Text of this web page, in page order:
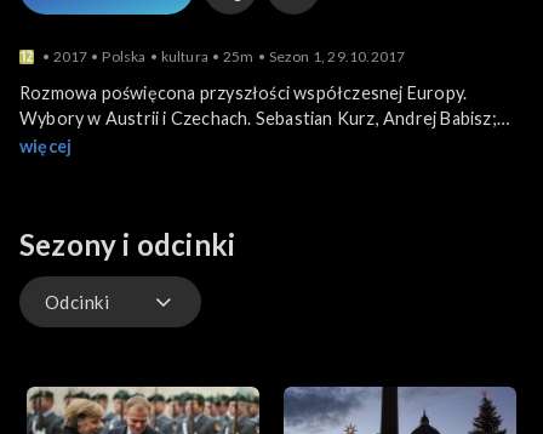
2017 Polska kultura 25m Sezon 1, 29.10.2017
Rozmowa poświęcona przyszłości współczesnej Europy.
Wybory w Austrii i Czechach. Sebastian Kurz, Andrej Babisz;
nowe twarze, nowe prądy. A także kolejne nowe wyzwania dla
także intelektualnym fermencie, który wywołuje. 60 lat temu
ukazała się pierwsza książka z serii przygód Tytusa, Romka i
A'Tomka. Osobiste wspomnienia związane z tym niezwykłym
komiksem będą tematem ostatniej rozmowy.
więcej
Sezony i odcinki
Odcinki